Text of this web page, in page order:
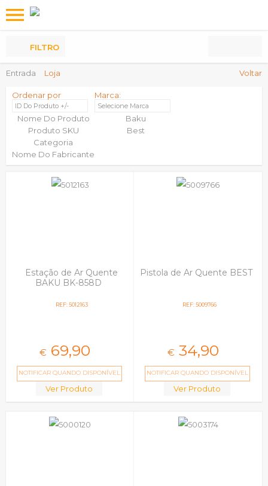
Entrada Loja Voltar
FILTRO
Ordenar por
ID Do Produto +/-
Nome Do Produto
Produto SKU
Categoria
Nome Do Fabricante
Marca:
Selecione Marca
Baku
Best
Estação de Ar Quente
BAKU BK-858D
REF: 5012163
€ 69,90
NOTIFICAR QUANDO DISPONÍVEL
Ver Produto
Pistola de Ar Quente BEST
REF: 5009766
€ 34,90
NOTIFICAR QUANDO DISPONÍVEL
Ver Produto